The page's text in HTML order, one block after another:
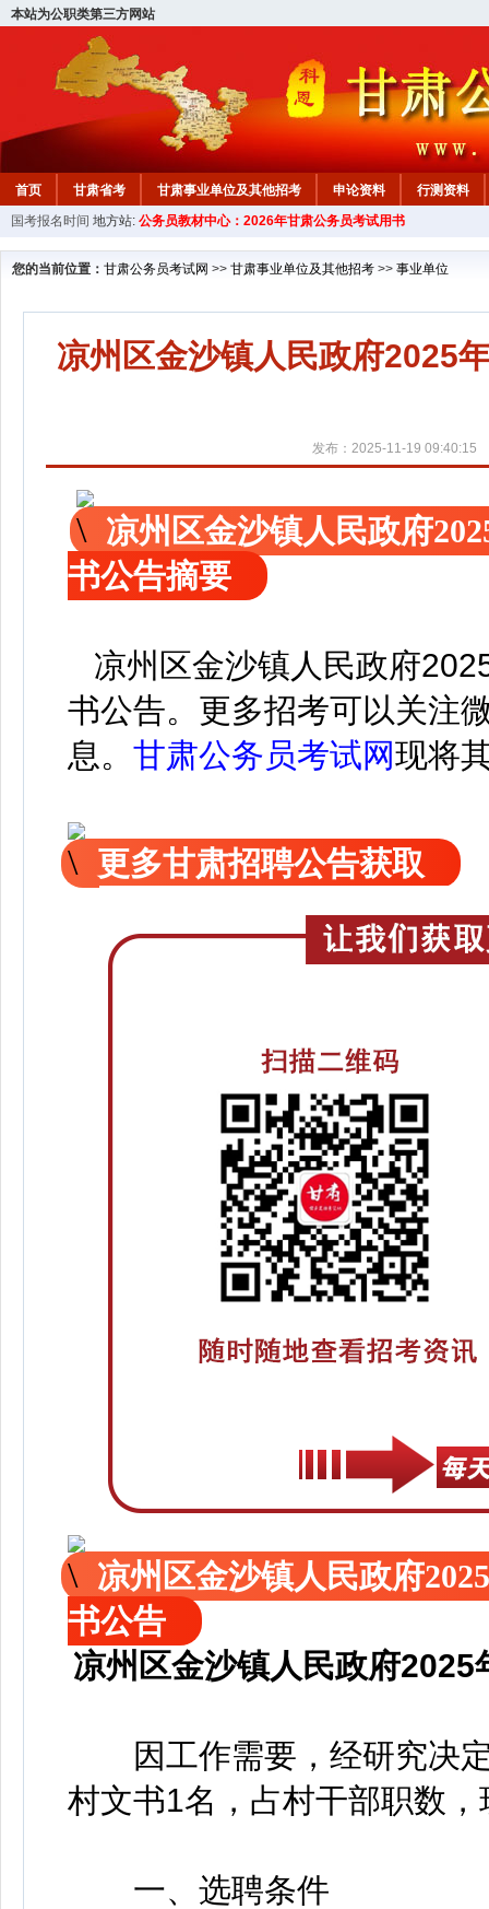
本站为公职类第三方网站
首页 甘肃省考 甘肃事业单位及其他招考 申论资料
行测资料
国考报名时间 地方站: 公务员教材中心：2026年甘肃公务员考试用书
您的当前位置： 甘肃公务员考试网 >> 甘肃事业单位及其他招考 >> 事业单位
凉州区金沙镇人民政府2025
发布：2025-11-19 09:40:15
凉州区金沙镇人民政府
书公告摘要
凉州区金沙镇人民政府
书公告。 更多招考可以关注
息。 甘肃公务员考试网现将
更多甘肃招聘公告获取
凉州区金沙镇人民政府
书公告
凉州区金沙镇人民政府
因工作需要，经研究决定
村文书1名，占村干部职数
一、选聘条件